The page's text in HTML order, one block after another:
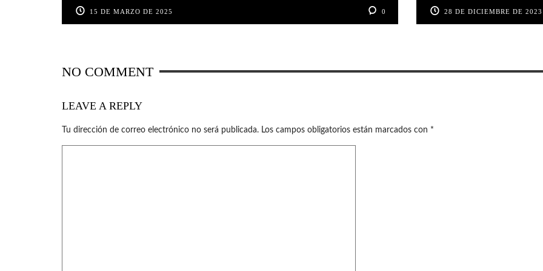
15 DE MARZO DE 2025 0 28 DE DICIEMBRE DE 2023
NO COMMENT
LEAVE A REPLY
Tu dirección de correo electrónico no será publicada. Los campos obligatorios están marcados con *